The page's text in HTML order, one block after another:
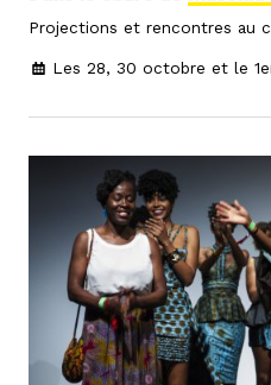
Projections et rencontres au
Les 28, 30 octobre et le